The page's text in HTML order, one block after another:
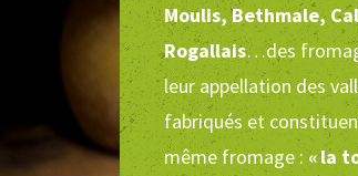
Moulis, Bethmale,
Rogallais…des
leur appellation des
fabriqués et
même fromage :« la